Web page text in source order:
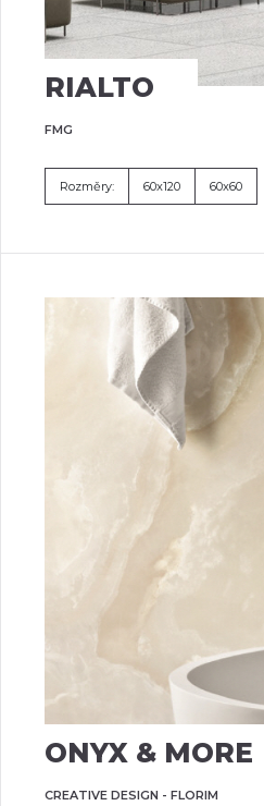
RIALTO
FMG
Rozměry: 60x120 60x60
ONYX & MORE
CREATIVE DESIGN - FLORIM